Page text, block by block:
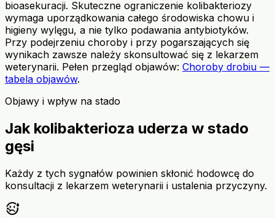
bioasekuracji. Skuteczne ograniczenie kolibakteriozy
wymaga uporządkowania całego środowiska chowu i
higieny wylęgu, a nie tylko podawania antybiotyków.
Przy podejrzeniu choroby i przy pogarszających się
wynikach zawsze należy skonsultować się z lekarzem
weterynarii. Pełen przegląd objawów: Choroby drobiu —
tabela objawów.
Objawy i wpływ na stado
Jak kolibakterioza uderza w stado
gęsi
Każdy z tych sygnałów powinien skłonić hodowcę do
konsultacji z lekarzem weterynarii i ustalenia przyczyny.
sick